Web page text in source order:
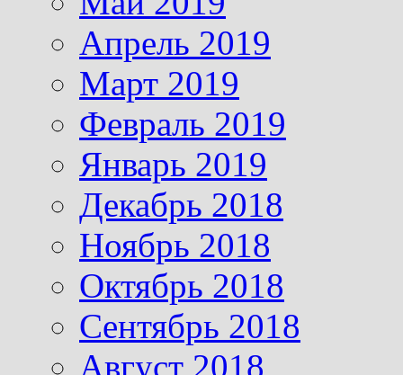
Апрель 2019
Март 2019
Февраль 2019
Январь 2019
Декабрь 2018
Ноябрь 2018
Октябрь 2018
Сентябрь 2018
Август 2018